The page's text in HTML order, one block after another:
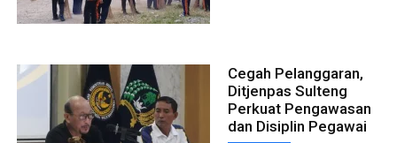
Cegah Pelanggaran,
Ditjenpas Sulteng
Perkuat Pengawasan
dan Disiplin Pegawai